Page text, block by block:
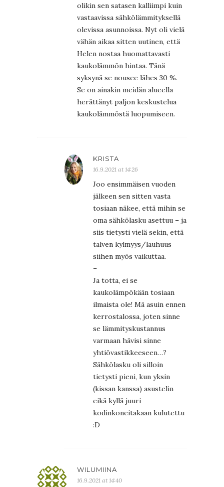
olikin sen satasen kalliimpi kuin
vastaavissa sähkölämmityksellä
olevissa asunnoissa. Nyt oli vielä
vähän aikaa sitten uutinen, että
Helen nostaa huomattavasti
kaukolämmön hintaa. Tänä
syksynä se nousee lähes 30 %.
Se on ainakin meidän alueella
herättänyt paljon keskustelua
kaukolämmöstä luopumiseen.
KRISTA
16.9.2021 at 14:26
Joo ensimmäisen vuoden
jälkeen sen sitten vasta
tosiaan näkee, että mihin se
oma sähkölasku asettuu – ja
siis tietysti vielä sekin, että
talven kylmyys/lauhuus
siihen myös vaikuttaa.
–
Ja totta, ei se
kaukolämpökään tosiaan
ilmaista ole! Mä asuin ennen
kerrostalossa, joten sinne
se lämmityskustannus
varmaan hävisi sinne
yhtiövastikkeeseen…?
Sähkölasku oli silloin
tietysti pieni, kun yksin
(kissan kanssa) asustelin
eikä kyllä juuri
kodinkoneitakaan kulutettu
:D
WILUMIINA
16.9.2021 at 14:40